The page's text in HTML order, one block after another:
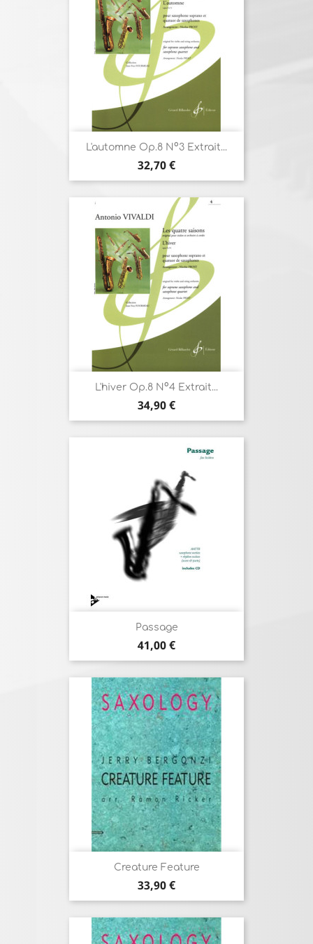
L'automne Op.8 N°3 Extrait...
Prix
32,70 €
L'hiver Op.8 N°4 Extrait...
Prix
34,90 €
Passage
Prix
41,00 €
Creature Feature
Prix
33,90 €